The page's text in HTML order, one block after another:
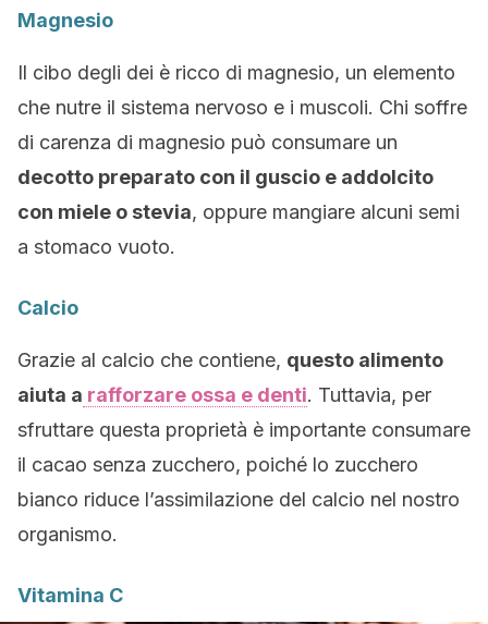
Magnesio
Il cibo degli dei è ricco di magnesio, un elemento
che nutre il sistema nervoso e i muscoli. Chi soffre
di carenza di magnesio può consumare un
decotto preparato con il guscio e addolcito
con miele o stevia, oppure mangiare alcuni semi
a stomaco vuoto.
Calcio
Grazie al calcio che contiene, questo alimento
aiuta a rafforzare ossa e denti. Tuttavia, per
sfruttare questa proprietà è importante consumare
il cacao senza zucchero, poiché lo zucchero
bianco riduce l’assimilazione del calcio nel nostro
organismo.
Vitamina C